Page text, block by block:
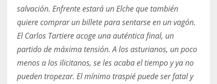
DEN
24
PIT
20
salvación. Enfrente estará un Elche que también
quiere comprar un billete para sentarse en un vagón.
El Carlos Tartiere acoge una auténtica final, un
partido de máxima tensión. A los asturianos, un poco
menos a los ilicitanos, se les acaba el tiempo y ya no
pueden tropezar. El mínimo traspié puede ser fatal y